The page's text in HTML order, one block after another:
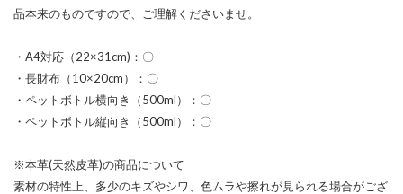
品本来のものですので、ご理解くださいませ。
・A4対応（22×31cm)：〇
・長財布（10×20cm）：〇
・ペットボトル横向き（500ml）：〇
・ペットボトル縦向き（500ml）：〇
※本革(天然皮革)の商品について
素材の特性上、多少のキズやシワ、色ムラや擦れが見られる場合がござ